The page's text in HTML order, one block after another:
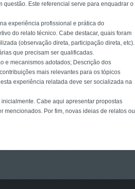
Este referencial serve para enquadrar o
experiência profissional e prática do
do relato técnico. Cabe destacar, quais foram
(observação direta, participação direta, etc).
que precisam ser qualificadas.
e mecanismos adotados; Descrição dos
mais relevantes para os tópicos
experiência relatada deve ser socializada na
Cabe aqui apresentar propostas
mencionados. Por fim, novas ideias de relatos ou